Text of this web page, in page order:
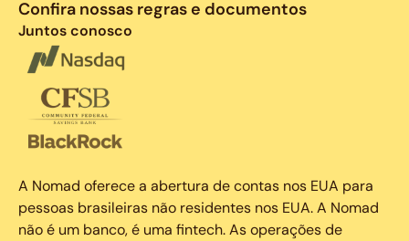
Confira nossas regras e documentos
Juntos conosco
A Nomad oferece a abertura de contas nos EUA para
pessoas brasileiras não residentes nos EUA. A Nomad
não é um banco, é uma fintech. As operações de